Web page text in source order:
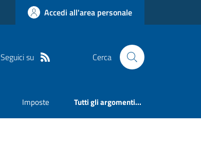
Accedi all'area personale
Seguici su Cerca
Imposte Tutti gli argomenti...